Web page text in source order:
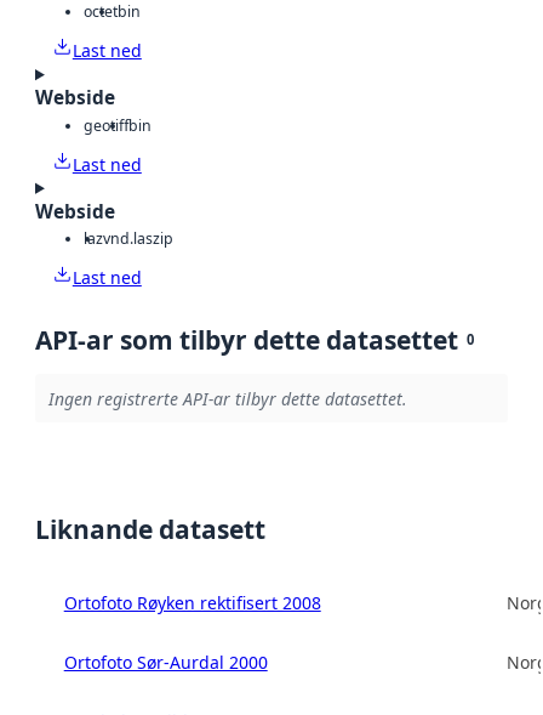
octetbin
Last ned
Webside
geotiffbin
Last ned
Webside
lazvnd.laszip
Last ned
API-ar som tilbyr dette datasettet 0
Ingen registrerte API-ar tilbyr dette datasettet.
Liknande datasett
Ortofoto Røyken rektifisert 2008
Ortofoto Sør-Aurdal 2000